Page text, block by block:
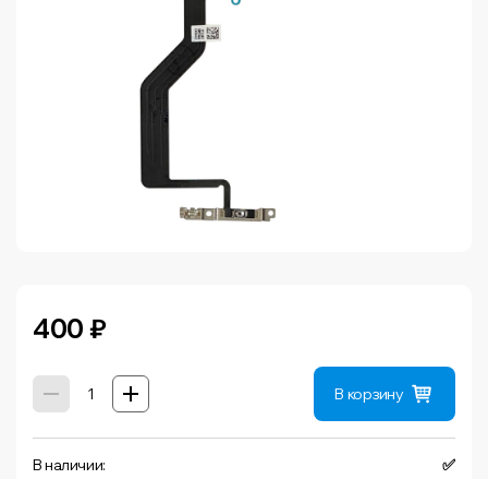
400 ₽
В корзину
В наличии: ✅